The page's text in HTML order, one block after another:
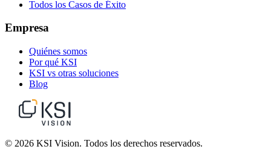
Todos los Casos de Éxito
Empresa
Quiénes somos
Por qué KSI
KSI vs otras soluciones
Blog
© 2026 KSI Vision. Todos los derechos reservados.